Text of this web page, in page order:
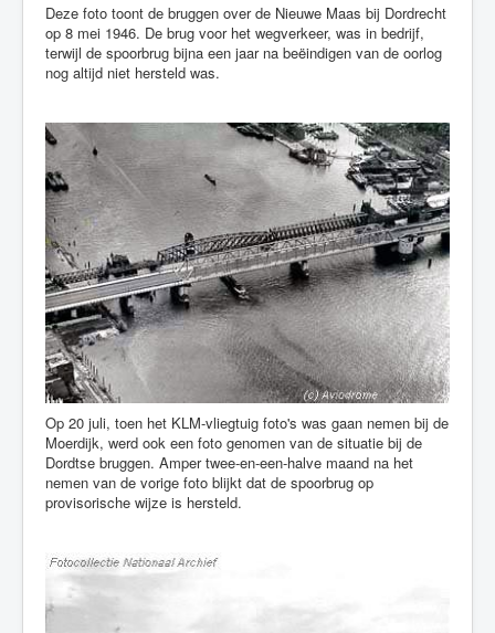
Deze foto toont de bruggen over de Nieuwe Maas bij Dordrecht
op 8 mei 1946. De brug voor het wegverkeer, was in bedrijf,
terwijl de spoorbrug bijna een jaar na beëindigen van de oorlog
nog altijd niet hersteld was.
Op 20 juli, toen het KLM-vliegtuig foto's was gaan nemen bij de
Moerdijk, werd ook een foto genomen van de situatie bij de
Dordtse bruggen. Amper twee-en-een-halve maand na het
nemen van de vorige foto blijkt dat de spoorbrug op
provisorische wijze is hersteld.